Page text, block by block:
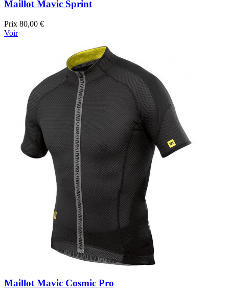
Maillot Mavic Sprint
Prix 80,00 €
Voir
Maillot Mavic Cosmic Pro